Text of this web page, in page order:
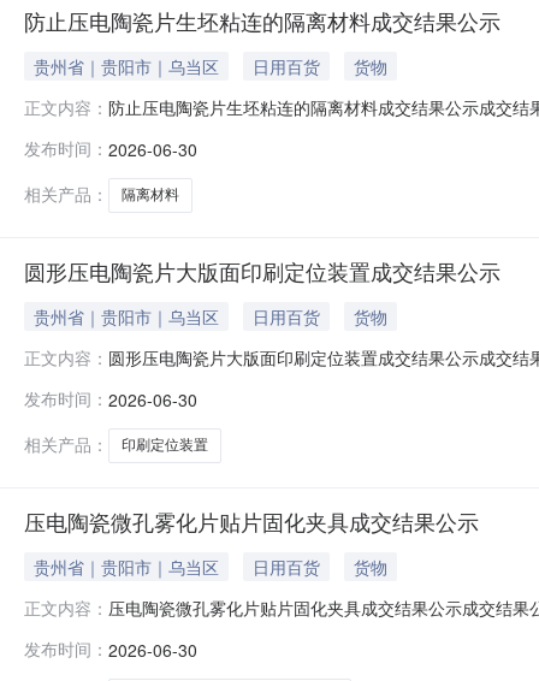
防止压电陶瓷片生坯粘连的隔离材料成交结果公示
贵州省｜贵阳市｜乌当区 日用百货
货物
正文内容： 防止压电陶瓷片生坯粘连的隔离材料成交结果公示成交
发布时间： 2026-06-30
相关产品：
隔离材料
圆形压电陶瓷片大版面印刷定位装置成交结果公示
贵州省｜贵阳市｜乌当区 日用百货
货物
正文内容： 圆形压电陶瓷片大版面印刷定位装置成交结果公示成交
发布时间： 2026-06-30
相关产品：
印刷定位装置
压电陶瓷微孔雾化片贴片固化夹具成交结果公示
贵州省｜贵阳市｜乌当区 日用百货
货物
正文内容： 压电陶瓷微孔雾化片贴片固化夹具成交结果公示成交结
发布时间： 2026-06-30